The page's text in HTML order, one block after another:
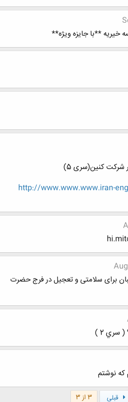
**با جایزه ویژه**
شرکت کنین(سری 5)
http://www.www.www.iran-
برای سلامتی و تعجیل در فرج حضرت
سري 2 )
نوشتم
قبلی 3 از 3